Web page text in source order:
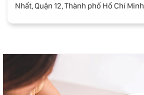
Nhất, Quận 12, Thành phố Hồ Chí Minh